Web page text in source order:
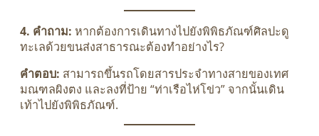
4. คำถาม: หากต้องการเดินทางไปยังพิพิธภัณฑ์ศิลปะดู
ทะเลด้วยขนส่งสาธารณะต้องทำอย่างไร?
คำตอบ: สามารถขึ้นรถโดยสารประจำทางสายของเทศ
มณฑลผิงตง และลงที่ป้าย “ท่าเรือไห่โข่ว” จากนั้นเดิน
เท้าไปยังพิพิธภัณฑ์.